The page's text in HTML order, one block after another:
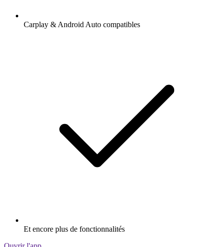
Carplay & Android Auto compatibles
Et encore plus de fonctionnalités